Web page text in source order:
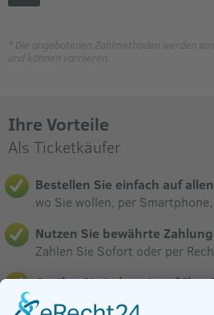
* Die angebotenen Zahlmethoden werden
und können varriieren.
Ihre Vorteile
Als Ticketkäufer
Bestellen Sie einfach auf
wo Sie wollen, per
Nutzen Sie bewährte
Zahlen Sie Sofort oder per
Greifen Sie jederzeit auf Ihre
über die Ticketbox haben Sie